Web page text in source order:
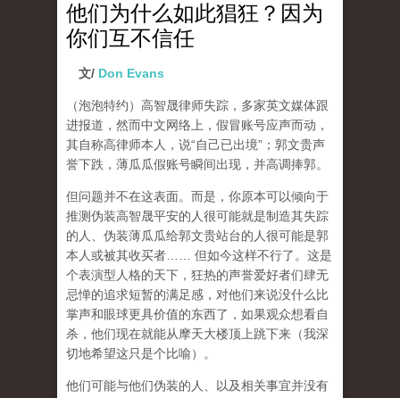
他们为什么如此猖狂？因为
你们互不信任
文/ Don Evans
（泡泡特约） 高智晟律师失踪，多家英文媒体跟
进报道，然而中文网络上，假冒账号应声而动，
其自称高律师本人，说“自己已出境”；郭文贵声
誉下跌，薄瓜瓜假账号瞬间出现，并高调捧郭。
但问题并不在这表面。而是，你原本可以倾向于
推测伪装高智晟平安的人很可能就是制造其失踪
的人、伪装薄瓜瓜给郭文贵站台的人很可能是郭
本人或被其收买者…… 但如今这样不行了。这是
个表演型人格的天下，狂热的声誉爱好者们肆无
忌惮的追求短暂的满足感，对他们来说没什么比
掌声和眼球更具价值的东西了，如果观众想看自
杀，他们现在就能从摩天大楼顶上跳下来（我深
切地希望这只是个比喻）。
他们可能与他们伪装的人、以及相关事宜并没有